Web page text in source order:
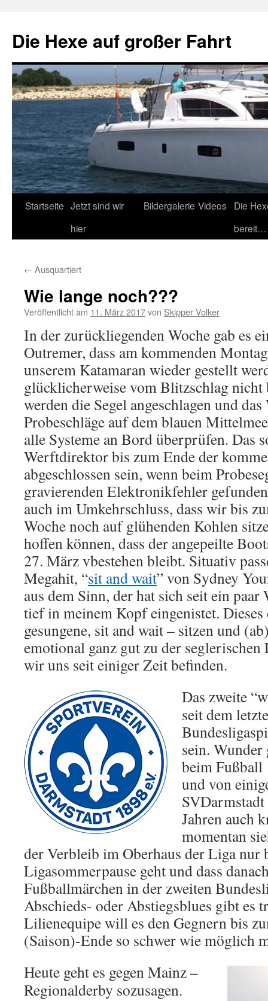
springen
Die Hexe auf großer Fahrt
Startseite Jetzt sind wir
hier
Bildergalerie Videos
Die
bereit…
← Ausquartiert
Wie lange noch???
Veröffentlicht am 11. März 2017von Skipper Volker
In der zurückliegenden Woche gab es
Outremer, dass am kommenden
unserem Katamaran wieder gestellt
glücklicherweise vom Blitzschlag nicht
werden die Segel angeschlagen und
Probeschläge auf dem blauen
alle Systeme an Bord überprüfen. Das
Werftdirektor bis zum Ende der
abgeschlossen sein, wenn beim
gravierenden Elektronikfehler
auch im Umkehrschluss, dass wir bis
Woche noch auf glühenden Kohlen
hoffen können, dass der angepeilte
27. März vbestehen bleibt. Situativ
Megahit, “sit and wait” von Sydney
aus dem Sinn, der hat sich seit ein
tief in meinem Kopf eingenistet.
gesungene, sit and wait – sitzen und
emotional ganz gut zu der seglerischen
wir uns seit einiger Zeit befinden.
Das zweite
seit dem
sein. Wunder
beim
und von
Jahren auch
momentan
der Verbleib im Oberhaus der Liga nur
Ligasommerpause geht und dass
Fußballmärchen in der zweiten
Abschieds- oder Abstiegsblues gibt es
Lilienequipe will es den Gegnern bis
(Saison)-Ende so schwer wie möglich
Heute geht es gegen Mainz –
Regionalderby sozusagen.